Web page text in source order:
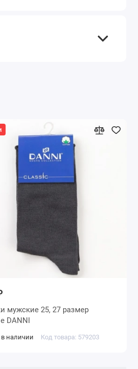
серые DANNI
в наличии Код товара: 579203